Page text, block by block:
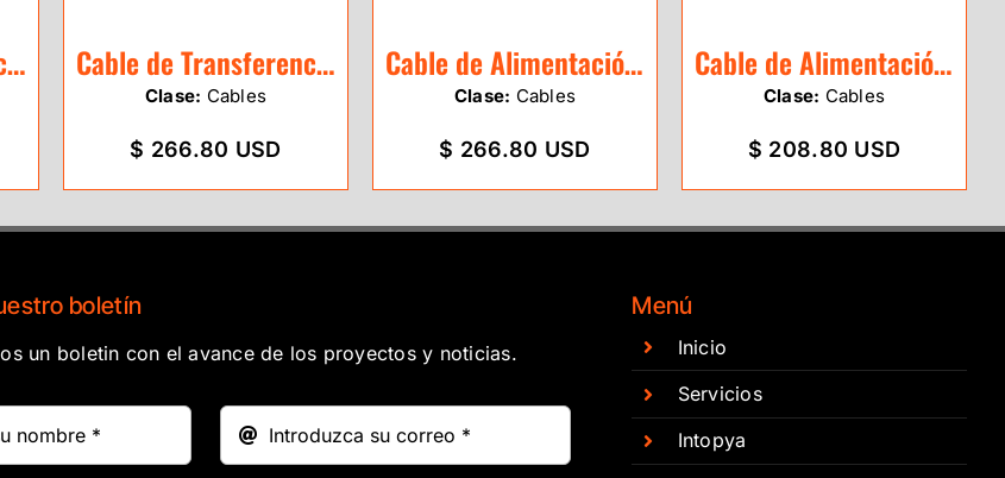
Cable de Transferencia Leica GEV234 Cable de Transferencia Leica GEV162
Clase: Cables
$ 266.80 USD
Cable de Alimentación Leica GEV97
Clase: Cables
$ 266.80 USD
Cable de Alimentación Leica GEV52
Clase: Cables
$ 208.80 USD
boletín
un boletin con el avance de los proyectos y noticias.
Menú
Inicio
Servicios
Intopya